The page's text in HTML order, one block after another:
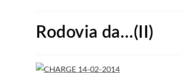
Rodovia da…(II)